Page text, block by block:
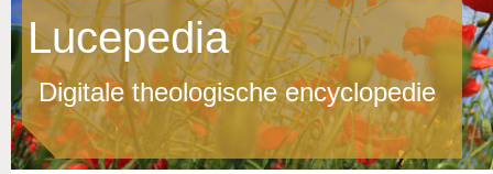
Lucepedia
Digitale theologische encyclopedie